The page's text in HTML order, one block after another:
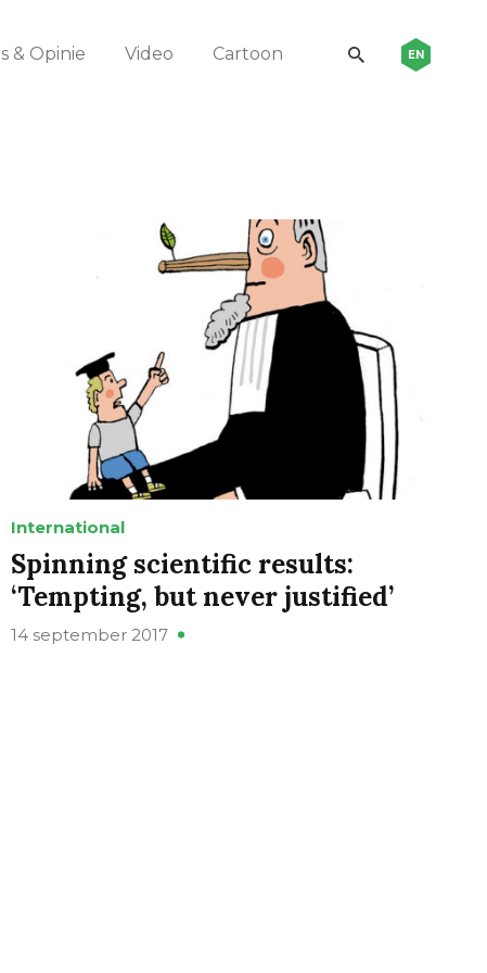
& Opinie Video Cartoon EN
International
Spinning scientific results:
‘Tempting, but never justified’
14 september 2017